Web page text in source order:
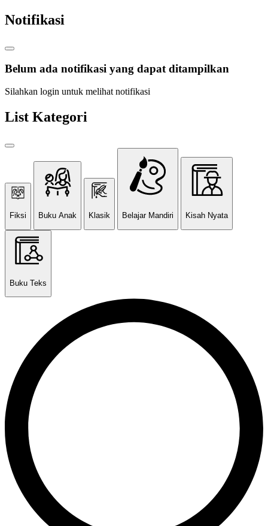
Notifikasi
Belum ada notifikasi yang dapat ditampilkan
Silahkan login untuk melihat notifikasi
List Kategori
Fiksi Buku Anak Klasik Belajar Mandiri Kisah Nyata
Buku Teks